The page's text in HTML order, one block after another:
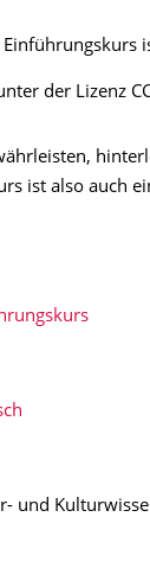
der Lizenz
ist also auch
und